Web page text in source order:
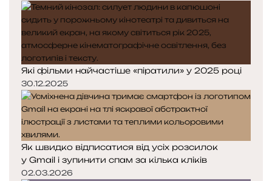
Які фільми найчастіше «піратили» у 2025 році
30.12.2025
Як швидко відписатися від усіх розсилок
у Gmail і зупинити спам за кілька кліків
02.03.2026